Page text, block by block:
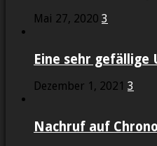
Mai 27, 2020 3
Eine sehr gefällige
Dezember 1, 2021 3
Nachruf auf